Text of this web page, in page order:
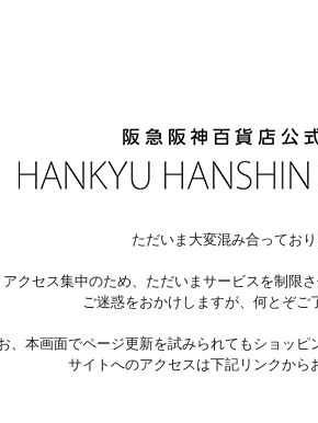
ただいま大変混み合っており
アクセス集中のため、ただいまサービスを制限
ご迷惑をおかけしますが、何とぞご
、本画面でページ更新を試みられてもショッピ
サイトへのアクセスは下記リンクから